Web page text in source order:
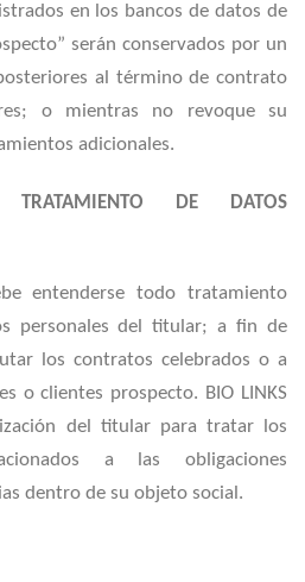
en los bancos de datos de
serán conservados por un
al término de contrato
o mientras no revoque su
adicionales.
TRATAMIENTO DE DATOS
entenderse todo tratamiento
personales del titular; a fin de
los contratos celebrados o a
o clientes prospecto. BIO LINKS
del titular para tratar los
a las obligaciones
dentro de su objeto social.